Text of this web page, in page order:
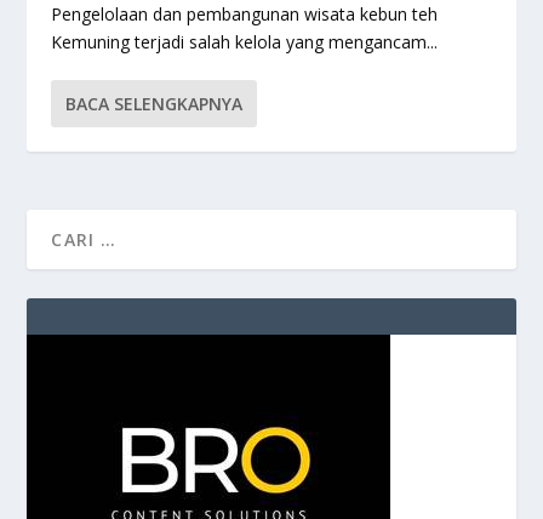
Pengelolaan dan pembangunan wisata kebun teh
Kemuning terjadi salah kelola yang mengancam...
BACA SELENGKAPNYA